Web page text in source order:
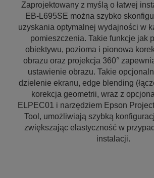
Zaprojektowany z myślą o łatwej
EB-L695SE można szybko
uzyskania optymalnej wydajności w
pomieszczenia. Takie funkcje jak
obiektywu, pozioma i pionowa
obrazu oraz projekcja 360°
ustawienie obrazu. Takie
dzielenie ekranu, edge blending
korekcja geometrii, wraz z
ELPEC01 i narzędziem Epson
Tool, umożliwiają szybką
zwiększając elastyczność w
instalacji.